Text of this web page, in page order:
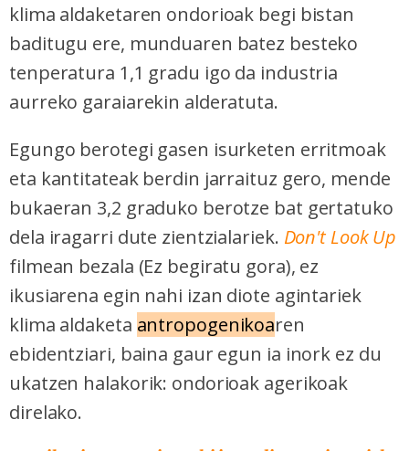
klima aldaketaren ondorioak begi bistan
baditugu ere, munduaren batez besteko
tenperatura 1,1 gradu igo da industria
aurreko garaiarekin alderatuta.
Egungo berotegi gasen isurketen erritmoak
eta kantitateak berdin jarraituz gero, mende
bukaeran 3,2 graduko berotze bat gertatuko
dela iragarri dute zientzialariek. Don't Look Up
filmean bezala (Ez begiratu gora), ez
ikusiarena egin nahi izan diote agintariek
klima aldaketa antropogenikoaren
ebidentziari, baina gaur egun ia inork ez du
ukatzen halakorik: ondorioak agerikoak
direlako.